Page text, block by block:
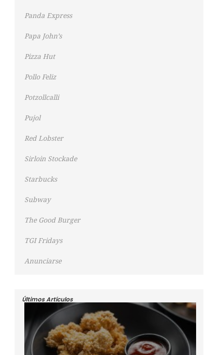
Panda Express
Papa John’s
Pizza Hut
Pollo Feliz
Potzollcalli
Pujol
Red Lobster
Sirloin Stockade
Starbucks
Subway
The Good Burger
TGI Fridays
Anunciarse
Últimos Artículos